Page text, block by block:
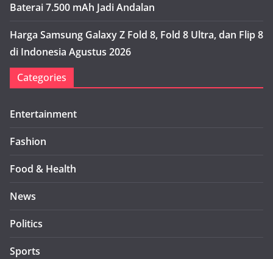
Baterai 7.500 mAh Jadi Andalan
Harga Samsung Galaxy Z Fold 8, Fold 8 Ultra, dan Flip 8
di Indonesia Agustus 2026
Categories
Entertainment
Fashion
Food & Health
News
Politics
Sports